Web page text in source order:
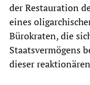
der Restauration
eines
Bürokraten, die
Staatsvermögens
dieser